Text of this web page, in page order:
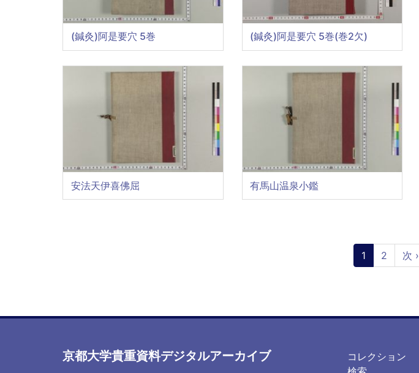
(鍼灸)阿是要穴 5巻 (鍼灸)阿是要穴 5巻(巻2欠)
安法天伊喜佛屈 有馬山温泉小鑑
カ
レ
ペ
1
ペ
ー
2
次
ペ
次 ›
京都大学貴重資料デジタルアーカイブ
コレクション